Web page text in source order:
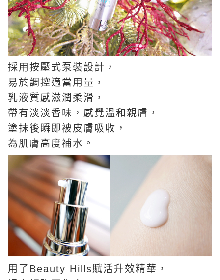
採用按壓式泵裝設計，
易於調控適當用量，
乳液質感滋潤柔滑，
帶有淡淡香味，感覺溫和親膚，
塗抹後瞬即被皮膚吸收，
為肌膚高度補水。
用了Beauty Hills賦活升效精華，